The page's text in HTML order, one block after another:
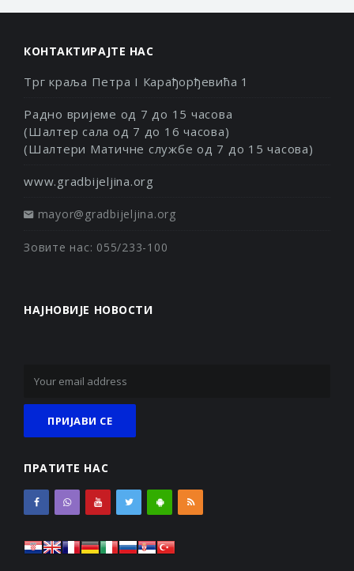
КОНТАКТИРАЈТЕ НАС
Трг краља Петра I Карађорђевића 1
Радно вријеме од 7 до 15 часова
(Шалтер сала од 7 до 16 часова)
(Шалтери Матичне службе од 7 до 15 часова)
www.gradbijeljina.org
mayor@gradbijeljina.org
Зовите нас: 055/233-100
НАЈНОВИЈЕ НОВОСТИ
ПРАТИТЕ НАС